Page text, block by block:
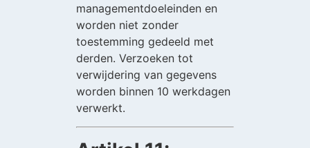
managementdoeleinden en
worden niet zonder
toestemming gedeeld met
derden. Verzoeken tot
verwijdering van gegevens
worden binnen 10 werkdagen
verwerkt.